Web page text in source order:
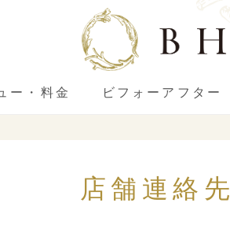
ー・料金 ビフォーアフター
店舗連絡先